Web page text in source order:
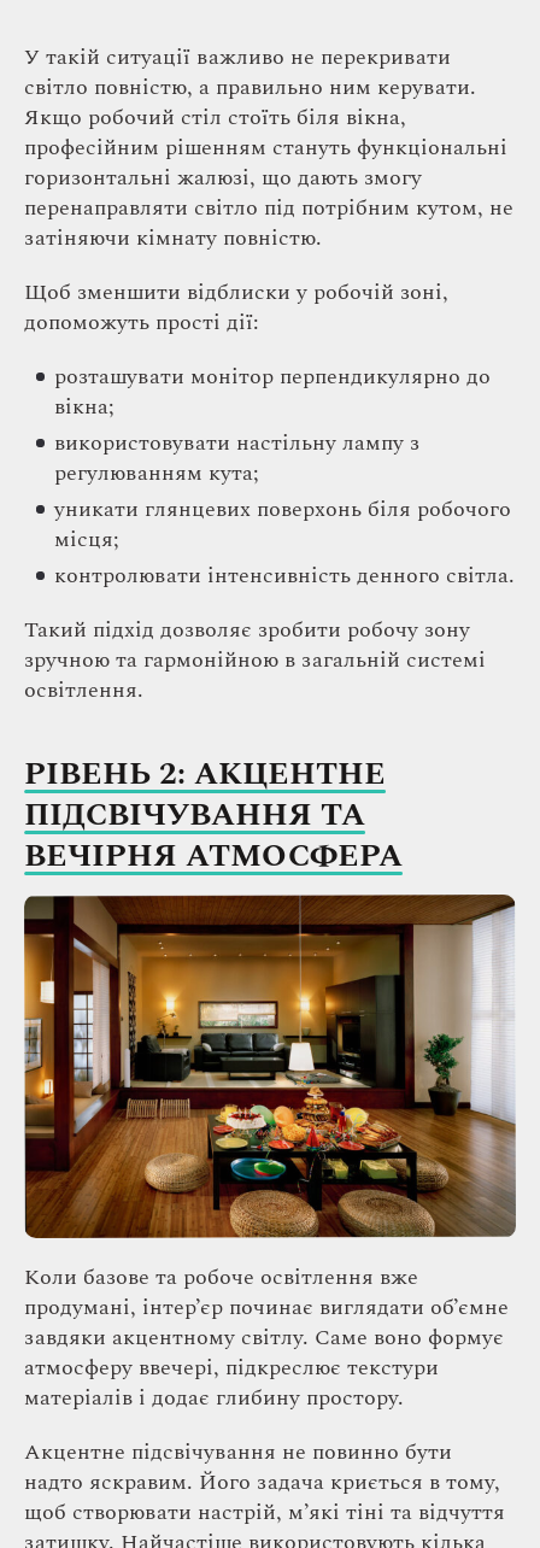
У такій ситуації важливо не перекривати
світло повністю, а правильно ним керувати.
Якщо робочий стіл стоїть біля вікна,
професійним рішенням стануть функціональні
горизонтальні жалюзі, що дають змогу
перенаправляти світло під потрібним кутом, не
затіняючи кімнату повністю.
Щоб зменшити відблиски у робочій зоні,
допоможуть прості дії:
розташувати монітор перпендикулярно до
вікна;
використовувати настільну лампу з
регулюванням кута;
уникати глянцевих поверхонь біля робочого
місця;
контролювати інтенсивність денного світла.
Такий підхід дозволяє зробити робочу зону
зручною та гармонійною в загальній системі
освітлення.
РІВЕНЬ 2: АКЦЕНТНЕ
ПІДСВІЧУВАННЯ ТА
ВЕЧІРНЯ АТМОСФЕРА
Коли базове та робоче освітлення вже
продумані, інтер’єр починає виглядати об’ємне
завдяки акцентному світлу. Саме воно формує
атмосферу ввечері, підкреслює текстури
матеріалів і додає глибину простору.
Акцентне підсвічування не повинно бути
надто яскравим. Його задача криється в тому,
щоб створювати настрій, м’які тіні та відчуття